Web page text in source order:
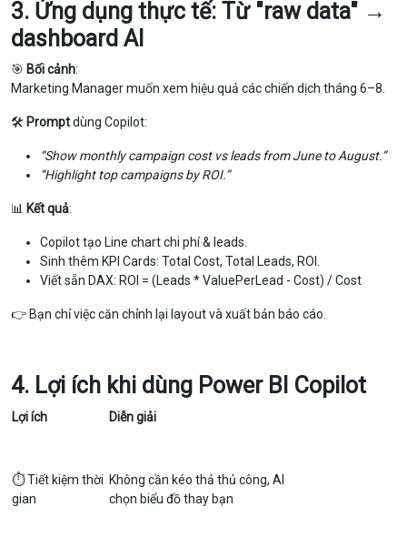
3. Ứng dụng thực tế: Từ "raw data" →
dashboard AI
🎯 Bối cảnh:
Marketing Manager muốn xem hiệu quả các chiến dịch tháng 6–8.
🛠️ Promptdùng Copilot:
“Show monthly campaign cost vs leads from June to August.”
“Highlight top campaigns by ROI.”
📊 Kết quả:
Copilot tạo Line chart chi phí & leads.
Sinh thêm KPI Cards: Total Cost, Total Leads, ROI.
Viết sẵn DAX: ROI = (Leads * ValuePerLead - Cost) / Cost
👉 Bạn chỉ việc căn chỉnh lại layout và xuất bản báo cáo.
4. Lợi ích khi dùng Power BI Copilot
Lợi ích Diễn giải
⏱️ Tiết kiệm thời
gian
Không cần kéo thả thủ công, AI
chọn biểu đồ thay bạn